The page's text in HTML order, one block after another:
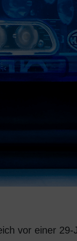
vor einer